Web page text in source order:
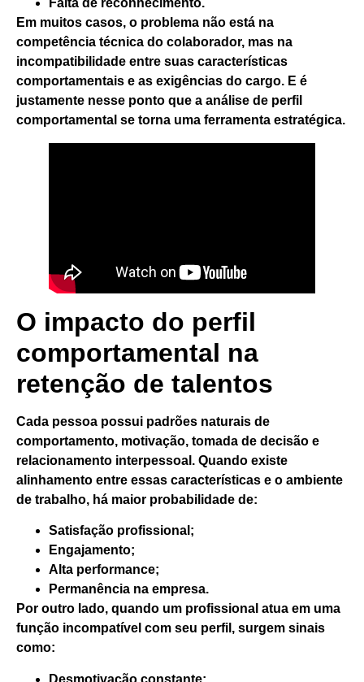
Falta de reconhecimento.
Em muitos casos, o problema não está na
competência técnica do colaborador, mas na
incompatibilidade entre suas características
comportamentais e as exigências do cargo. E é
justamente nesse ponto que a análise de perfil
comportamental se torna uma ferramenta estratégica.
O impacto do perfil
comportamental na
retenção de talentos
Cada pessoa possui padrões naturais de
comportamento, motivação, tomada de decisão e
relacionamento interpessoal. Quando existe
alinhamento entre essas características e o ambiente
de trabalho, há maior probabilidade de:
Satisfação profissional;
Engajamento;
Alta performance;
Permanência na empresa.
Por outro lado, quando um profissional atua em uma
função incompatível com seu perfil, surgem sinais
como:
Desmotivação constante;